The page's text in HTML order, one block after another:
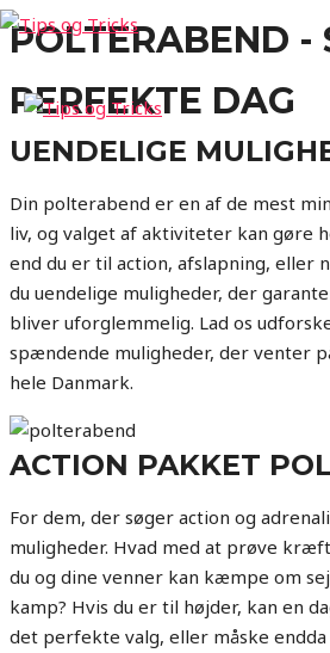
Gå
til
indholdet
POLTERABEND -
PERFEKTE DAG
UENDELIGE
Din polterabend er en af de mest
liv, og valget af aktiviteter kan gøre
end du er til action, afslapning, eller
du uendelige muligheder, der
bliver uforglemmelig. Lad os
spændende muligheder, der venter
hele Danmark.
ACTION PAKKET
For dem, der søger action og
muligheder. Hvad med at prøve
du og dine venner kan kæmpe om
kamp? Hvis du er til højder, kan en
det perfekte valg, eller måske